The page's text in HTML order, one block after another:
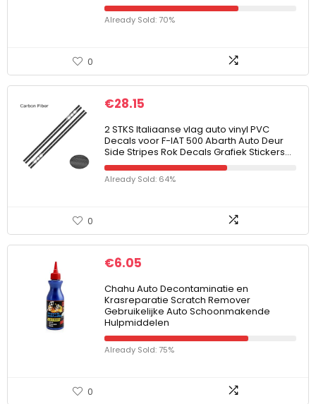
Already Sold: 70%
0
€28.15
2 STKS Italiaanse vlag auto vinyl PVC
Decals voor F-IAT 500 Abarth Auto Deur
Side Stripes Rok Decals Grafiek Stickers…
Already Sold: 64%
0
€6.05
Chahu Auto Decontaminatie en
Krasreparatie Scratch Remover
Gebruikelijke Auto Schoonmakende
Hulpmiddelen
Already Sold: 75%
0